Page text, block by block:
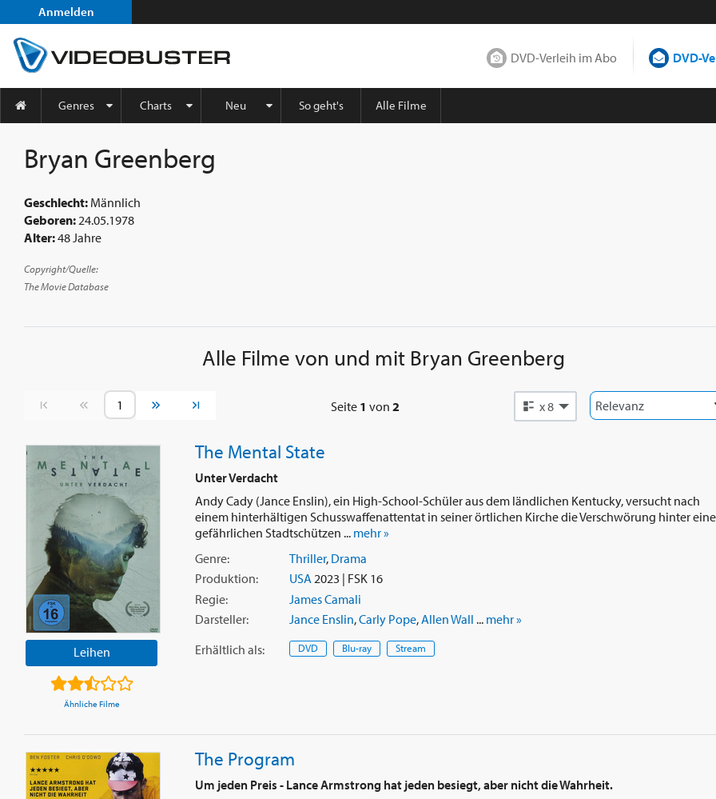
Anmelden
DVD-Verleih im Abo DVD-
Genres Charts Neu So geht's Alle Filme
Bryan Greenberg
Geschlecht: Männlich
Geboren:24.05.1978
Alter:48 Jahre
Copyright/Quelle:
The Movie Database
Alle Filme von und mit Bryan Greenberg
Vorherige Seite Nächste Seite Seite 1 von 2 x 8
Leihen
Ähnliche Filme
The Mental State
Unter Verdacht
Andy Cady (Jance Enslin), ein High-School-Schüler aus dem ländlichen Kentucky, versucht nach
einem hinterhältigen Schusswaffenattentat in seiner örtlichen Kirche die Verschwörung hinter
gefährlichen Stadtschützen ... mehr »
Genre:
Thriller, Drama
Produktion:
USA2023 | FSK 16
Regie:
James Camali
Darsteller:
Jance Enslin,Carly Pope,Allen Wall ... mehr »
Erhältlich als: DVD Blu-ray Stream
The Program
Um jeden Preis - Lance Armstrong hat jeden besiegt, aber nicht die Wahrheit.